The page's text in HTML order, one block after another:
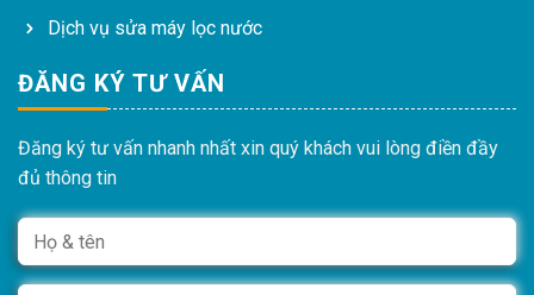
Dịch vụ sửa máy lọc nước
ĐĂNG KÝ TƯ VẤN
Đăng ký tư vấn nhanh nhất xin quý khách vui lòng điền đầy
đủ thông tin